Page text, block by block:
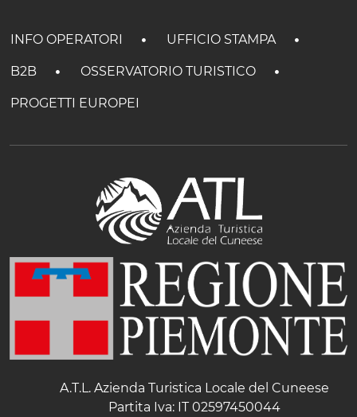
INFO OPERATORI UFFICIO STAMPA
B2B OSSERVATORIO TURISTICO
PROGETTI EUROPEI
A.T.L. Azienda Turistica Locale del Cuneese
Partita Iva: IT 02597450044